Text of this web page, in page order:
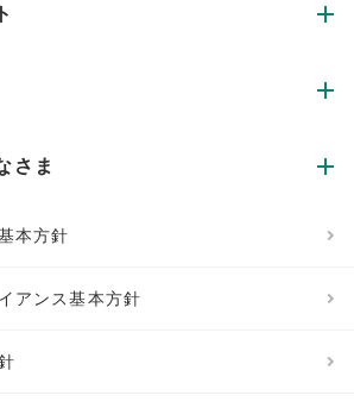
さま
本方針
アンス基本方針